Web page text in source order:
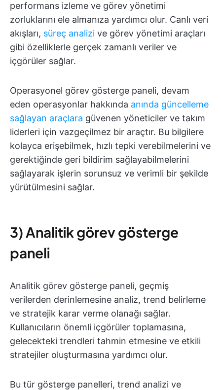
performans izleme ve görev yönetimi
zorluklarını ele almanıza yardımcı olur. Canlı veri
akışları, süreç analizi ve görev yönetimi araçları
gibi özelliklerle gerçek zamanlı veriler ve
içgörüler sağlar.
Operasyonel görev gösterge paneli, devam
eden operasyonlar hakkında anında güncelleme
sağlayan araçlara güvenen yöneticiler ve takım
liderleri için vazgeçilmez bir araçtır. Bu bilgilere
kolayca erişebilmek, hızlı tepki verebilmelerini ve
gerektiğinde geri bildirim sağlayabilmelerini
sağlayarak işlerin sorunsuz ve verimli bir şekilde
yürütülmesini sağlar.
3) Analitik görev gösterge
paneli
Analitik görev gösterge paneli, geçmiş
verilerden derinlemesine analiz, trend belirleme
ve stratejik karar verme olanağı sağlar.
Kullanıcıların önemli içgörüler toplamasına,
gelecekteki trendleri tahmin etmesine ve etkili
stratejiler oluşturmasına yardımcı olur.
Bu tür gösterge panelleri, trend analizi ve